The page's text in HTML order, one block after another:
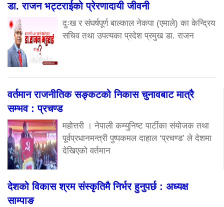
डा. राजन भट्टराईको प्रेरणादायी जीवनी
दुःख र संघर्षपूर्ण बाल्काल नेकपा (एमाले) का केन्द्रिय
सचिव तथा उपत्यका प्रदेश प्रमुख डा. राजन
वर्तमान राजनीतिक सङ्कटको निकास चुनावबाट मात्रै
सम्भव : प्रचण्ड
महोत्तरी । नेपाली कम्युनिष्ट पार्टीका संयोजक तथा
पूर्वप्रधानमन्त्री पुष्पकमल दाहाल ‘प्रचण्ड’ ले देशमा
देखिएको वर्तमान
देशको विकास श्रम संस्कृतिमै निर्भर हुनुपर्छ : अध्यक्ष
साम्पाङ